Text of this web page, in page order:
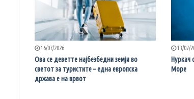
16/07/2026
Ова се деветте најбезбедни земји во
светот за туристите – една европска
држава е на врвот
13/07/
Нуркач
Море